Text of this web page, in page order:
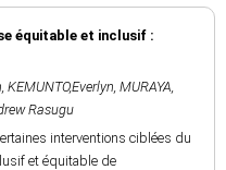
équitable et inclusif :
, KEMUNTO,Everlyn, MURAYA,
Rasugu
interventions ciblées du
et équitable de